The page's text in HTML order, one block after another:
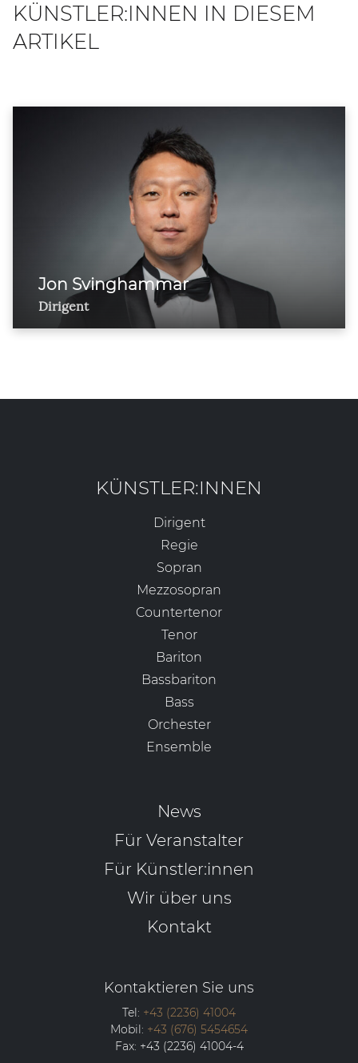
KÜNSTLER:INNEN IN DIESEM
ARTIKEL
Jon Svinghammar
Dirigent
KÜNSTLER:INNEN
Dirigent
Regie
Sopran
Mezzosopran
Countertenor
Tenor
Bariton
Bassbariton
Bass
Orchester
Ensemble
News
Für Veranstalter
Für Künstler:innen
Wir über uns
Kontakt
Kontaktieren Sie uns
Tel: +43 (2236) 41004
Mobil: +43 (676) 5454654
Fax: +43 (2236) 41004-4